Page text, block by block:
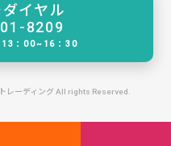
イヤル
8209
：00~16：30
レーディング All rights Reserved.